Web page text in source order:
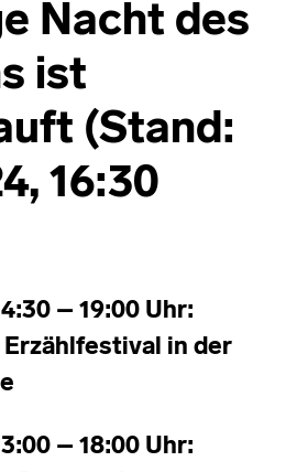
Nacht des
ist
(Stand:
16:30
– 19:00 Uhr:
in der
– 18:00 Uhr: